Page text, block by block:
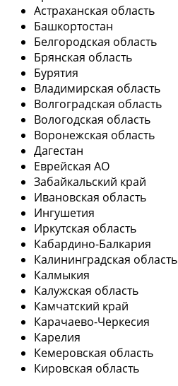
Астраханская область
Башкортостан
Белгородская область
Брянская область
Бурятия
Владимирская область
Волгоградская область
Вологодская область
Воронежская область
Дагестан
Еврейская АО
Забайкальский край
Ивановская область
Ингушетия
Иркутская область
Кабардино-Балкария
Калининградская область
Калмыкия
Калужская область
Камчатский край
Карачаево-Черкесия
Карелия
Кемеровская область
Кировская область